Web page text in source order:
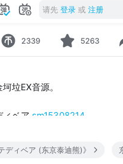
请先 登录 或 注册
2339 5263
垃EX音源。
ィベア sm15308214
fc/
ディベア (东京泰迪熊)》